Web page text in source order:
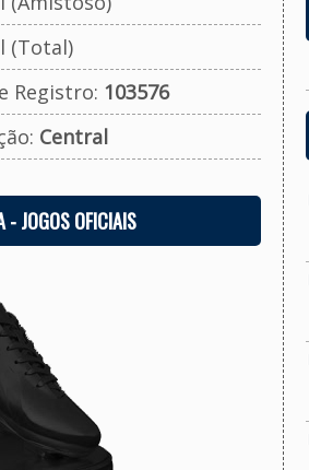
(Total)
Registro: 103576
Central
- JOGOS OFICIAIS